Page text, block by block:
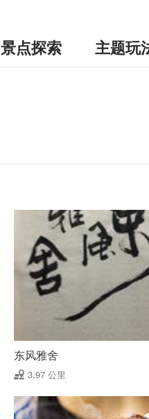
景点探索 主题玩
东风雅舍
3.97 公里